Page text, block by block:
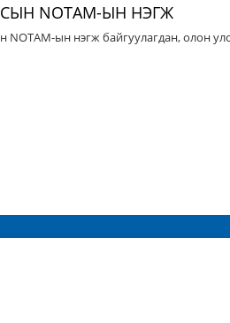
NOTAM-ЫН НЭГЖ
NOTAM-ын нэгж байгуулагдан, олон